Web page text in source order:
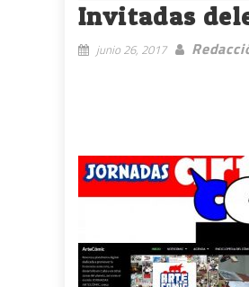
Invitadas
junio 26, 2017